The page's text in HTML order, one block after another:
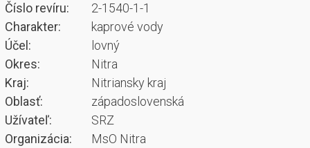
Číslo revíru:
2-1540-1-1
Charakter:
kaprové vody
Účel:
lovný
Okres:
Nitra
Kraj:
Nitriansky kraj
Oblasť:
západoslovenská
Užívateľ:
SRZ
Organizácia:
MsO Nitra